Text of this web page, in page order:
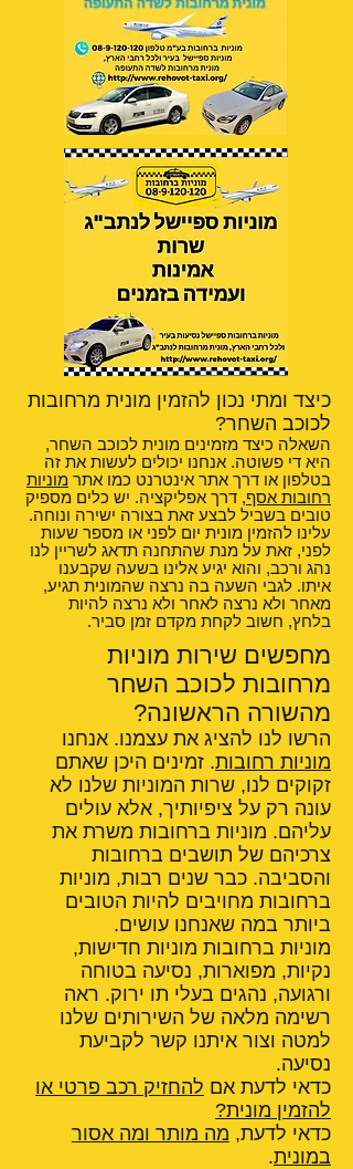
כיצד ומתי נכון להזמין מונית מרחובות
לכוכב השחר?
השאלה כיצד מזמינים מונית לכוכב השחר,
היא די פשוטה. אנחנו יכולים לעשות את זה
בטלפון או דרך אתר אינטרנט כמו אתר מוניות
רחובות אסף, דרך אפליקציה. יש כלים מספיק
טובים בשביל לבצע זאת בצורה ישירה ונוחה.
עלינו להזמין מונית יום לפני או מספר שעות
לפני, זאת על מנת שהתחנה תדאג לשריין לנו
נהג ורכב, והוא יגיע אלינו בשעה שקבענו
איתו. לגבי השעה בה נרצה שהמונית תגיע,
מאחר ולא נרצה לאחר ולא נרצה להיות
בלחץ, חשוב לקחת מקדם זמן סביר.
מחפשים שירות מוניות
מרחובות לכוכב השחר
מהשורה הראשונה?
הרשו לנו להציג את עצמנו. אנחנו
מוניות רחובות. זמינים היכן שאתם
זקוקים לנו, שרות המוניות שלנו לא
עונה רק על ציפיותיך, אלא עולים
עליהם. מוניות ברחובות משרת את
צרכיהם של תושבים ברחובות
והסביבה. כבר שנים רבות, מוניות
ברחובות מחויבים להיות הטובים
ביותר במה שאנחנו עושים.
מוניות ברחובות מוניות חדישות,
נקיות, מפוארות, נסיעה בטוחה
ורגועה, נהגים בעלי תו ירוק. ראה
רשימה מלאה של השירותים שלנו
למטה וצור איתנו קשר לקביעת
נסיעה.
כדאי לדעת אם להחזיק רכב פרטי או
להזמין מונית?
כדאי לדעת, מה מותר ומה אסור
במונית.